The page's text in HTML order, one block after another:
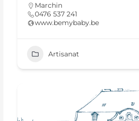
Marchin
0476 537 241
www.bemybaby.be
Artisanat